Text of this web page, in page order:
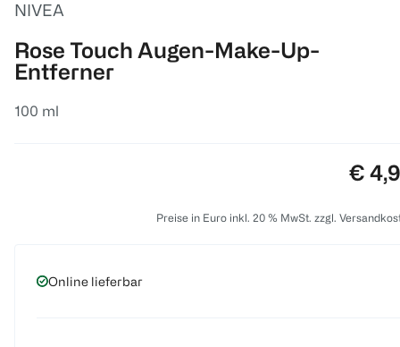
NIVEA
Rose Touch Augen-Make-Up-
Entferner
100 ml
€
Preise in Euro inkl. 20 % MwSt. zzgl.
Online lieferbar